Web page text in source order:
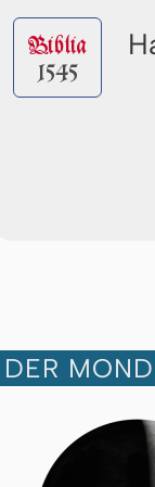
Biblia
1545
DER